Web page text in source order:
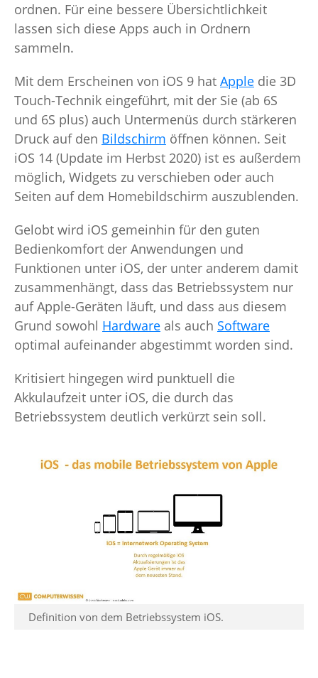
ordnen. Für eine bessere Übersichtlichkeit
lassen sich diese Apps auch in Ordnern
sammeln.
Mit dem Erscheinen von iOS 9 hat Apple die 3D
Touch-Technik eingeführt, mit der Sie (ab 6S
und 6S plus) auch Untermenüs durch stärkeren
Druck auf den Bildschirm öffnen können. Seit
iOS 14 (Update im Herbst 2020) ist es außerdem
möglich, Widgets zu verschieben oder auch
Seiten auf dem Homebildschirm auszublenden.
Gelobt wird iOS gemeinhin für den guten
Bedienkomfort der Anwendungen und
Funktionen unter iOS, der unter anderem damit
zusammenhängt, dass das Betriebssystem nur
auf Apple-Geräten läuft, und dass aus diesem
Grund sowohl Hardware als auch Software
optimal aufeinander abgestimmt worden sind.
Kritisiert hingegen wird punktuell die
Akkulaufzeit unter iOS, die durch das
Betriebssystem deutlich verkürzt sein soll.
Definition von dem Betriebssystem iOS.